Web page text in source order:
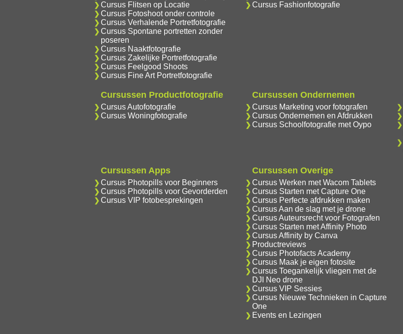
Cursus Flitsen op Locatie
Cursus Fotoshoot onder controle
Cursus Verhalende Portretfotografie
Cursus Spontane portretten zonder
poseren
Cursus Naaktfotografie
Cursus Zakelijke Portretfotografie
Cursus Feelgood Shoots
Cursus Fine Art Portretfotografie
Cursus Fashionfotografie
Cursussen Productfotografie
Cursus Autofotografie
Cursus Woningfotografie
Cursussen Ondernemen
Cursus Marketing voor fotografen
Cursus Ondernemen en Afdrukken
Cursus Schoolfotografie met Oypo
Cursussen Apps
Cursus Photopills voor Beginners
Cursus Photopills voor Gevorderden
Cursus VIP fotobesprekingen
Cursussen Overige
Cursus Werken met Wacom Tablets
Cursus Starten met Capture One
Cursus Perfecte afdrukken maken
Cursus Aan de slag met je drone
Cursus Auteursrecht voor Fotografen
Cursus Starten met Affinity Photo
Cursus Affinity by Canva
Productreviews
Cursus Photofacts Academy
Cursus Maak je eigen fotosite
Cursus Toegankelijk vliegen met de
DJI Neo drone
Cursus VIP Sessies
Cursus Nieuwe Technieken in Capture
One
Events en Lezingen